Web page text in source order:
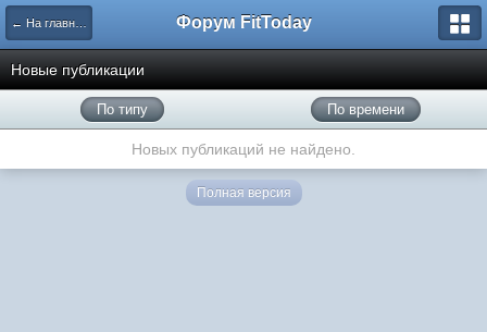
← На главную Форум FitToday
Новые публикации
По типу По времени
Новых публикаций не найдено.
Полная версия